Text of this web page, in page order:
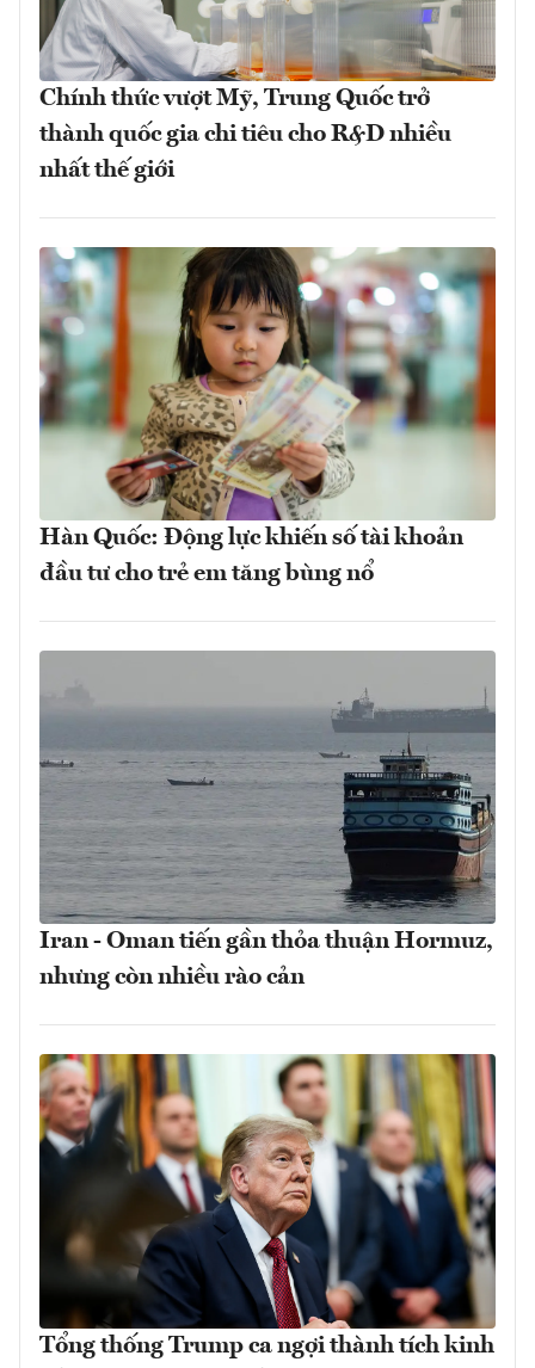
Chính thức vượt Mỹ, Trung Quốc trở
thành quốc gia chi tiêu cho R&D nhiều
nhất thế giới
Hàn Quốc: Động lực khiến số tài khoản
đầu tư cho trẻ em tăng bùng nổ
Iran - Oman tiến gần thỏa thuận Hormuz,
nhưng còn nhiều rào cản
Tổng thống Trump ca ngợi thành tích kinh